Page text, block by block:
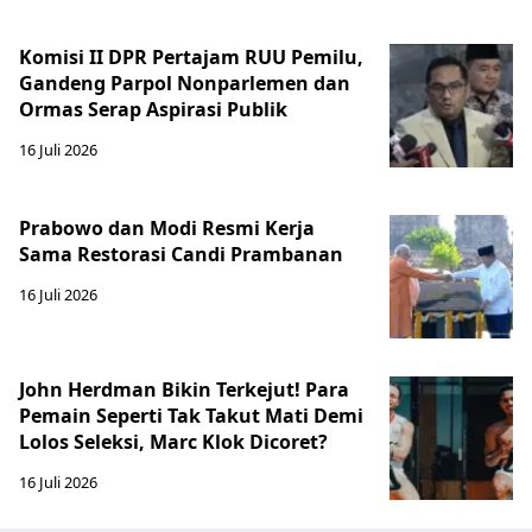
Komisi II DPR Pertajam RUU Pemilu,
Gandeng Parpol Nonparlemen dan
Ormas Serap Aspirasi Publik
16 Juli 2026
Prabowo dan Modi Resmi Kerja
Sama Restorasi Candi Prambanan
16 Juli 2026
John Herdman Bikin Terkejut! Para
Pemain Seperti Tak Takut Mati Demi
Lolos Seleksi, Marc Klok Dicoret?
16 Juli 2026